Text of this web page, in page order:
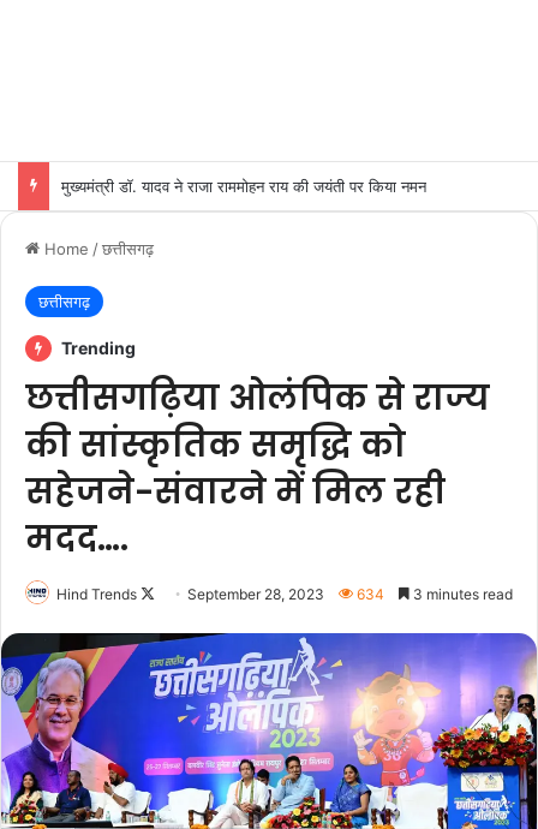
मुख्यमंत्री डॉ. यादव ने राजा राममोहन राय की जयंती पर किया नमन
Home /छत्तीसगढ़
छत्तीसगढ़
Trending
छत्तीसगढ़िया ओलंपिक से राज्य
की सांस्कृतिक समृद्धि को
सहेजने-संवारने में मिल रही
मदद….
Hind Trends
FollowSeptember 28, 2023 634 3 minutes read